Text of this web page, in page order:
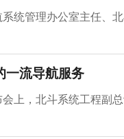
统管理办公室主任、
一流导航服务
上，北斗系统工程副